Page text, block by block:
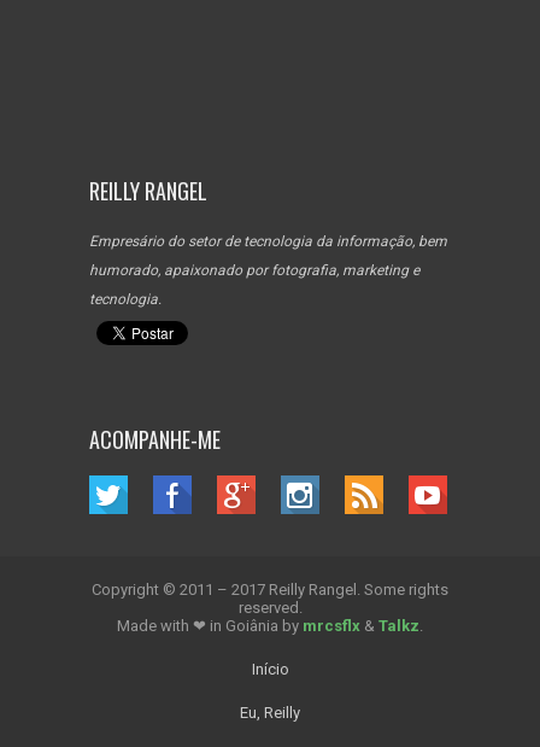
REILLY RANGEL
Empresário do setor de tecnologia da informação, bem
humorado, apaixonado por fotografia, marketing e
tecnologia.
ACOMPANHE-ME
Copyright © 2011 – 2017 Reilly Rangel. Some rights
reserved.
Made with ❤ in Goiânia by mrcsflx & Talkz.
Início
Eu, Reilly